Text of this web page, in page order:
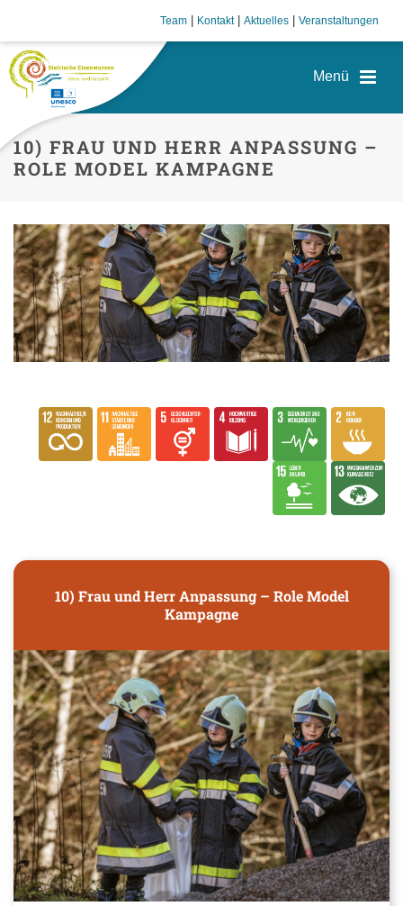
Team Kontakt| Aktuelles Veranstaltungen
10) FRAU UND HERR ANPASSUNG –
ROLE MODEL KAMPAGNE
10) Frau und Herr Anpassung – Role Model
Kampagne